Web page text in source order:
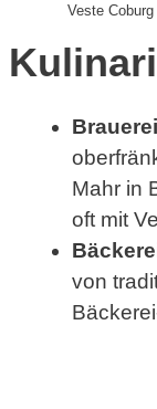
Veste
Mahr in
oft mit
von